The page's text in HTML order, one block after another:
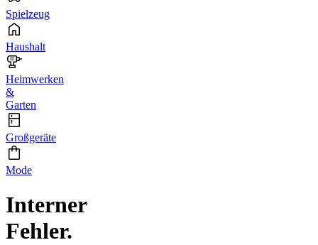
Spielzeug
Haushalt
Heimwerken
&
Garten
Großgeräte
Mode
Interner
Fehler.